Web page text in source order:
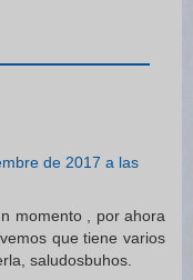
de 2017 a las
momento , por ahora
que tiene varios
saludosbuhos.